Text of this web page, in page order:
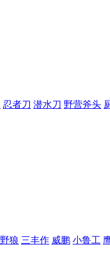
忍者刀 潜水刀 野营斧头
野狼 三丰作 威鹏 小鲁工